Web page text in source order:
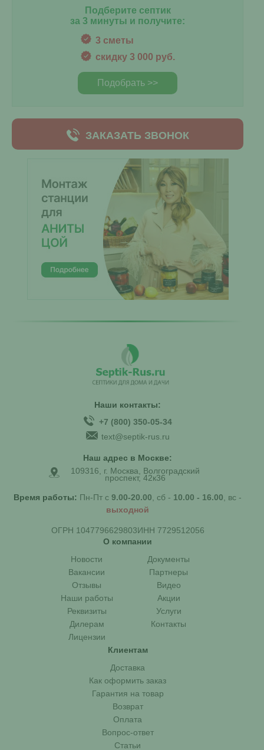
Подберите септик
за 3 минуты и получите:
3 сметы
скидку 3 000 руб.
Подобрать >>
ЗАКАЗАТЬ ЗВОНОК
Наши контакты:
+7 (800) 350-05-34
text@septik-rus.ru
Наш адрес в Москве:
109316, г. Москва, Волгоградский
проспект, 42к36
Время работы: Пн-Пт с 9.00-20.00 , сб - 10.00 - 16.00 , вс -
выходной
ОГРН 1047796629803ИНН 7729512056
О компании
Новости
Документы
Вакансии
Партнеры
Отзывы
Видео
Наши работы
Акции
Реквизиты
Услуги
Дилерам
Контакты
Лицензии
Клиентам
Доставка
Как оформить заказ
Гарантия на товар
Возврат
Оплата
Вопрос-ответ
Статьи